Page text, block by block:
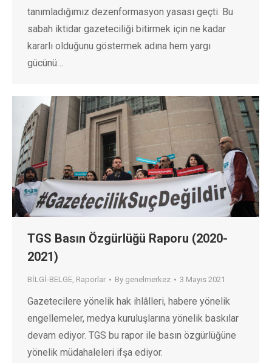
tanımladığımız dezenformasyon yasası geçti. Bu
sabah iktidar gazeteciliği bitirmek için ne kadar
kararlı olduğunu göstermek adına hem yargı
gücünü…
TGS Basın Özgürlüğü Raporu (2020-
2021)
BİLGİ-BELGE, Raporlar By genelmerkez 3 Mayıs 2021
Gazetecilere yönelik hak ihlâlleri, habere yönelik
engellemeler, medya kuruluşlarına yönelik baskılar
devam ediyor. TGS bu rapor ile basın özgürlüğüne
yönelik müdahaleleri ifşa ediyor.